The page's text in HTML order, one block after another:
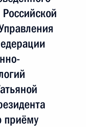
приёму